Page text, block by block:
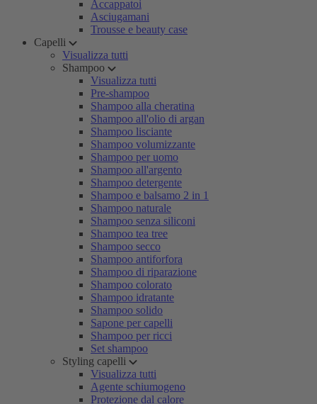
Accappatoi
Asciugamani
Trousse e beauty case
Capelli
Visualizza tutti
Shampoo
Visualizza tutti
Pre-shampoo
Shampoo alla cheratina
Shampoo all'olio di argan
Shampoo lisciante
Shampoo volumizzante
Shampoo per uomo
Shampoo all'argento
Shampoo detergente
Shampoo e balsamo 2 in 1
Shampoo naturale
Shampoo senza siliconi
Shampoo tea tree
Shampoo secco
Shampoo antiforfora
Shampoo di riparazione
Shampoo colorato
Shampoo idratante
Shampoo solido
Sapone per capelli
Shampoo per ricci
Set shampoo
Styling capelli
Visualizza tutti
Agente schiumogeno
Protezione dal calore